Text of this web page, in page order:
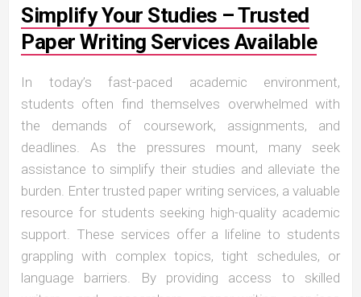
Simplify Your Studies – Trusted
Paper Writing Services Available
In today’s fast-paced academic environment,
students often find themselves overwhelmed with
the demands of coursework, assignments, and
deadlines. As the pressures mount, many seek
assistance to simplify their studies and alleviate the
burden. Enter trusted paper writing services, a valuable
resource for students seeking high-quality academic
support. These services offer a lifeline to students
grappling with complex topics, tight schedules, or
language barriers. By providing access to skilled